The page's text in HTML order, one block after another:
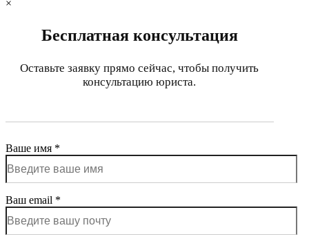
×
Бесплатная консультация
Оставьте заявку прямо сейчас, чтобы получить
консультацию юриста.
Ваше имя *
Ваш email *